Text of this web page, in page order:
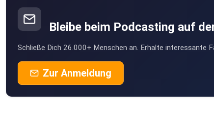
https://www.instagram.com/mobbingistkeinkavaliersdelikt/
Bleibe beim Podcasting auf
Schließe Dich 26.000+ Menschen an. Erhalte interessante
Zur Anmeldung